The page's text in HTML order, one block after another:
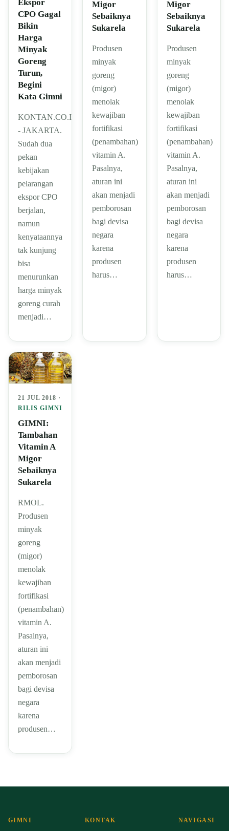
Ekspor
CPO Gagal
Bikin
Harga
Minyak
Goreng
Turun,
Begini
Kata Gimni
KONTAN.CO.ID
- JAKARTA.
Sudah dua
pekan
kebijakan
pelarangan
ekspor CPO
berjalan,
namun
kenyataannya
tak kunjung
bisa
menurunkan
harga minyak
goreng curah
menjadi…
Migor
Sebaiknya
Sukarela
Produsen
minyak
goreng
(migor)
menolak
kewajiban
fortifikasi
(penambahan)
vitamin A.
Pasalnya,
aturan ini
akan menjadi
pemborosan
bagi devisa
negara
karena
produsen
harus…
Migor
Sebaiknya
Sukarela
Produsen
minyak
goreng
(migor)
menolak
kewajiban
fortifikasi
(penambahan)
vitamin A.
Pasalnya,
aturan ini
akan menjadi
pemborosan
bagi devisa
negara
karena
produsen
harus…
21 JUL 2018 ·
RILIS GIMNI
GIMNI:
Tambahan
Vitamin A
Migor
Sebaiknya
Sukarela
RMOL.
Produsen
minyak
goreng
(migor)
menolak
kewajiban
fortifikasi
(penambahan)
vitamin A.
Pasalnya,
aturan ini
akan menjadi
pemborosan
bagi devisa
negara
karena
produsen…
GIMNI KONTAK NAVIGASI